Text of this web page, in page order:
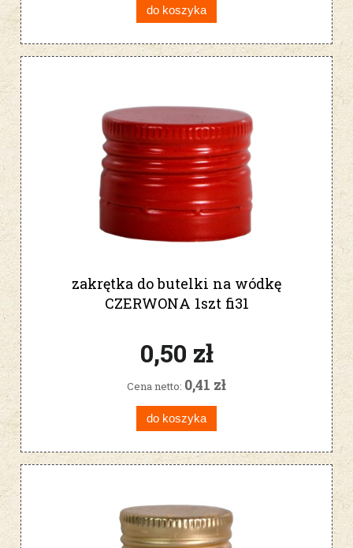
do koszyka
zakrętka do butelki na wódkę
CZERWONA 1szt fi31
0,50 zł
Cena netto: 0,41 zł
do koszyka